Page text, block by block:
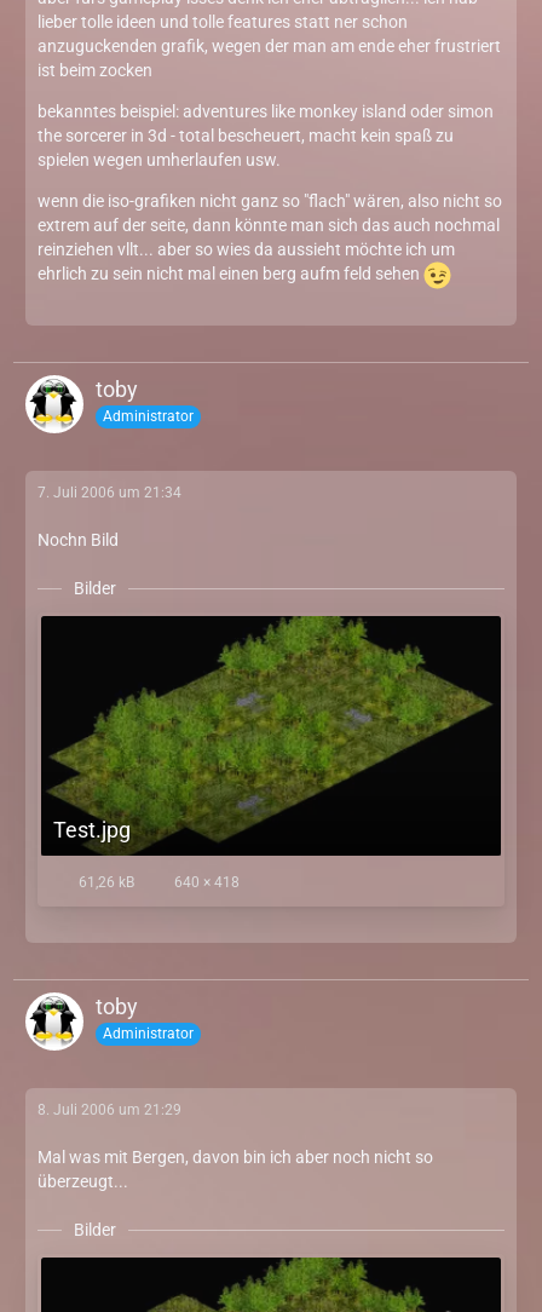
lieber tolle ideen und tolle features statt ner schon
anzuguckenden grafik, wegen der man am ende eher frustriert
ist beim zocken
bekanntes beispiel: adventures like monkey island oder simon
the sorcerer in 3d - total bescheuert, macht kein spaß zu
spielen wegen umherlaufen usw.
wenn die iso-grafiken nicht ganz so "flach" wären, also nicht so
extrem auf der seite, dann könnte man sich das auch nochmal
reinziehen vllt... aber so wies da aussieht möchte ich um
ehrlich zu sein nicht mal einen berg aufm feld sehen
toby
Administrator
7. Juli 2006 um 21:34
Nochn Bild
Bilder
Test.jpg
61,26 kB 640 × 418
toby
Administrator
8. Juli 2006 um 21:29
Mal was mit Bergen, davon bin ich aber noch nicht so
überzeugt...
Bilder